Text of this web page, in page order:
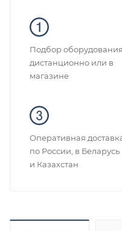
Подбор оборудования,
дистанционно или в
магазине
Оперативная
по России, в Беларусь
и Казахстан